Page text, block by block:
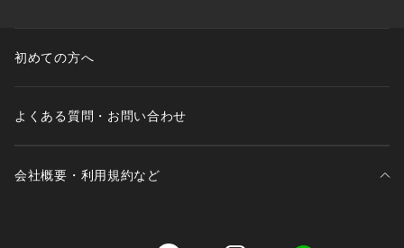
初めての方へ
よくある質問・お問い合わせ
会社概要・利用規約など